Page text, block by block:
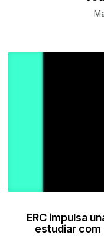
ERC impulsa
estudiar com